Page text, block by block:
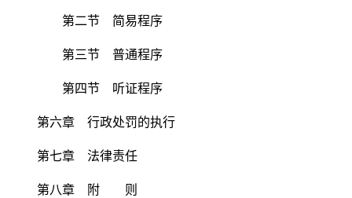
第二节 简易程序
第三节 普通程序
第四节 听证程序
第六章 行政处罚的执行
第七章 法律责任
第八章 附 则